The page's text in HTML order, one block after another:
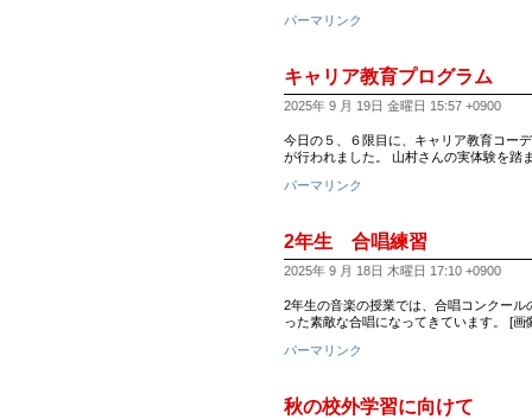
パーマリンク
キャリア教育プログラム
2025年 9 月 19日 金曜日 15:57 +0900
今日の５、６限目に、キャリア教育コー
が行われました。 山村さんの実体験を踏
パーマリンク
2年生 合唱練習
2025年 9 月 18日 木曜日 17:10 +0900
2年生の音楽の授業では、合唱コンクー
った素敵な合唱になってきています。 [画
パーマリンク
秋の校外学習に向けて